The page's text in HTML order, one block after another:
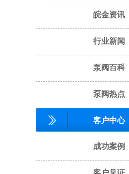
皖金资讯
行业新闻
泵阀百科
泵阀热点
客户中心
成功案例